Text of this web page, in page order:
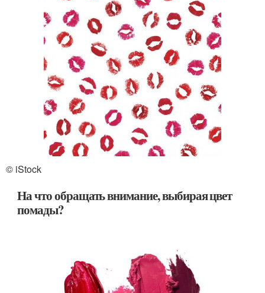
© iStock
На что обращать внимание, выбирая цвет
помады?